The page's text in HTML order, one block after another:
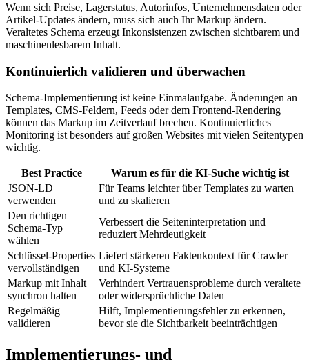
Wenn sich Preise, Lagerstatus, Autorinfos, Unternehmensdaten oder
Artikel‑Updates ändern, muss sich auch Ihr Markup ändern.
Veraltetes Schema erzeugt Inkonsistenzen zwischen sichtbarem und
maschinenlesbarem Inhalt.
Kontinuierlich validieren und überwachen
Schema‑Implementierung ist keine Einmalaufgabe. Änderungen an
Templates, CMS‑Feldern, Feeds oder dem Frontend‑Rendering
können das Markup im Zeitverlauf brechen. Kontinuierliches
Monitoring ist besonders auf großen Websites mit vielen Seitentypen
wichtig.
Best Practice
Warum es für die KI‑Suche wichtig ist
JSON‑LD
verwenden
Für Teams leichter über Templates zu warten
und zu skalieren
Den richtigen
Schema‑Typ
wählen
Verbessert die Seiteninterpretation und
reduziert Mehrdeutigkeit
Schlüssel‑Properties
vervollständigen
Liefert stärkeren Faktenkontext für Crawler
und KI‑Systeme
Markup mit Inhalt
synchron halten
Verhindert Vertrauensprobleme durch veraltete
oder widersprüchliche Daten
Regelmäßig
validieren
Hilft, Implementierungsfehler zu erkennen,
bevor sie die Sichtbarkeit beeinträchtigen
Implementierungs‑ und